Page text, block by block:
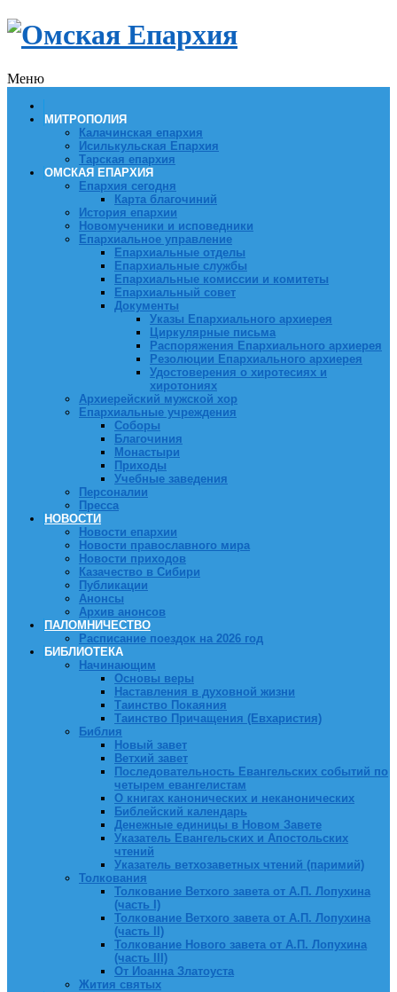
Меню
МИТРОПОЛИЯ
Калачинская епархия
Исилькульская Епархия
Тарская епархия
ОМСКАЯ ЕПАРХИЯ
Епархия сегодня
Карта благочиний
История епархии
Новомученики и исповедники
Епархиальное управление
Епархиальные отделы
Епархиальные службы
Епархиальные комиссии и комитеты
Епархиальный совет
Документы
Указы Епархиального архиерея
Циркулярные письма
Распоряжения Епархиального архиерея
Резолюции Епархиального архиерея
Удостоверения о хиротесиях и
хиротониях
Архиерейский мужской хор
Епархиальные учреждения
Соборы
Благочиния
Монастыри
Приходы
Учебные заведения
Персоналии
Пресса
НОВОСТИ
Новости епархии
Новости православного мира
Новости приходов
Казачество в Сибири
Публикации
Анонсы
Архив анонсов
ПАЛОМНИЧЕСТВО
Расписание поездок на 2026 год
БИБЛИОТЕКА
Начинающим
Основы веры
Наставления в духовной жизни
Таинство Покаяния
Таинство Причащения (Евхаристия)
Библия
Новый завет
Ветхий завет
Последовательность Евангельских событий по
четырем евангелистам
О книгах канонических и неканонических
Библейский календарь
Денежные единицы в Новом Завете
Указатель Евангельских и Апостольских
чтений
Указатель ветхозаветных чтений (паримий)
Толкования
Толкование Ветхого завета от А.П. Лопухина
(часть I)
Толкование Ветхого завета от А.П. Лопухина
(часть II)
Толкование Нового завета от А.П. Лопухина
(часть III)
От Иоанна Златоуста
Жития святых